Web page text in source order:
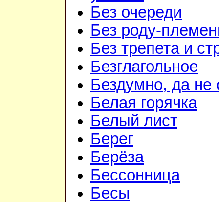
Без очереди
Без роду-
Без трепета и
Безглагольное
Бездумно, да не
Белая горячка
Белый лист
Берег
Берёза
Бессонница
Бесы